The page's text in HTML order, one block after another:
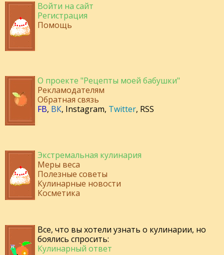
Войти на сайт
Регистрация
Помощь
О проекте "Рецепты моей бабушки"
Рекламодателям
Обратная связь
FB, ВК, Instagram, Twitter, RSS
Экстремальная кулинария
Меры веса
Полезные советы
Кулинарные новости
Косметика
Все, что вы хотели узнать о кулинарии, но
боялись спросить:
Кулинарный ответ